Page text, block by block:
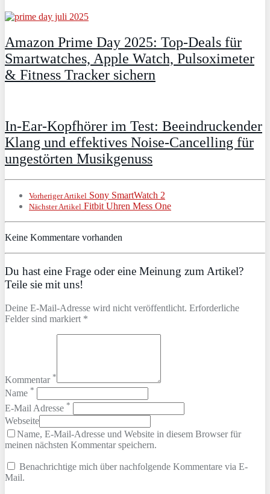
Amazon Prime Day 2025: Top-Deals für
Smartwatches, Apple Watch, Pulsoximeter
& Fitness Tracker sichern
In-Ear-Kopfhörer im Test: Beeindruckender
Klang und effektives Noise-Cancelling für
ungestörten Musikgenuss
Vorheriger Artikel Sony SmartWatch 2
Nächster Artikel Fitbit Uhren Mess One
Keine Kommentare vorhanden
Du hast eine Frage oder eine Meinung zum Artikel?
Teile sie mit uns!
Deine E-Mail-Adresse wird nicht veröffentlicht. Erforderliche
Felder sind markiert *
Kommentar *
Name *
E-Mail Adresse *
Webseite
Name, E-Mail-Adresse und Website in diesem Browser für
meinen nächsten Kommentar speichern.
Benachrichtige mich über nachfolgende Kommentare via E-
Mail.